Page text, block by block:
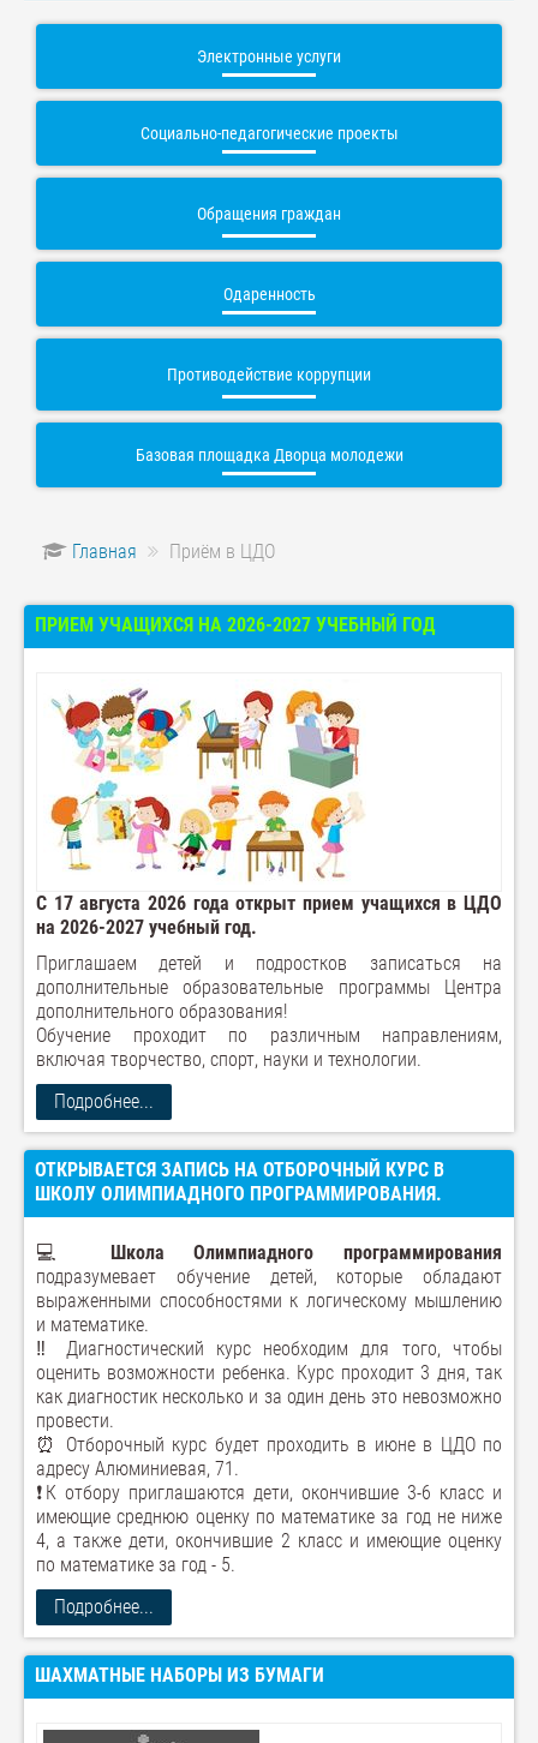
Электронные услуги
Социально-педагогические проекты
Обращения граждан
Одаренность
Противодействие коррупции
Базовая площадка Дворца молодежи
Главная Приём в ЦДО
ПРИЕМ УЧАЩИХСЯ НА 2026-2027 УЧЕБНЫЙ ГОД
С 17 августа 2026 года открыт прием учащихся в ЦДО
на 2026-2027 учебный год.
Приглашаем детей и подростков записаться на
дополнительные образовательные программы Центра
дополнительного образования!
Обучение проходит по различным направлениям,
включая творчество, спорт, науки и технологии.
Подробнее...
ОТКРЫВАЕТСЯ ЗАПИСЬ НА ОТБОРОЧНЫЙ КУРС В
ШКОЛУ ОЛИМПИАДНОГО ПРОГРАММИРОВАНИЯ.
💻
Школа Олимпиадного программирования
подразумевает обучение детей, которые обладают
выраженными способностями к логическому мышлению
и математике.
‼️ Диагностический курс необходим для того, чтобы
оценить возможности ребенка. Курс проходит 3 дня, так
как диагностик несколько и за один день это невозможно
провести.
⏰ Отборочный курс будет проходить в июне в ЦДО по
адресу Алюминиевая, 71.
❗️К отбору приглашаются дети, окончившие 3-6 класс и
имеющие среднюю оценку по математике за год не ниже
4, а также дети, окончившие 2 класс и имеющие оценку
по математике за год - 5.
Подробнее...
ШАХМАТНЫЕ НАБОРЫ ИЗ БУМАГИ